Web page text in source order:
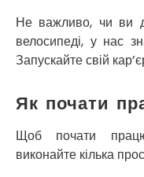
Не важливо, чи ви
велосипеді, у нас
Запускайте свій
Як почати
Щоб почати
виконайте кілька
Старокостянтинів
Старі Петрівці
Стебник
Стрий
Суми
Світловодськ
Святопетрівське